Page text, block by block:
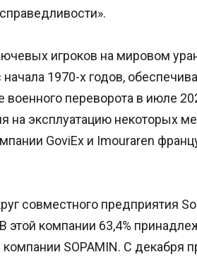
игроков на мировом
начала 1970-х годов,
переворота в июле
на эксплуатацию некоторых
GoviEx и Imouraren
совместного предприятия
компании 63,4%
SOPAMIN. С декабря